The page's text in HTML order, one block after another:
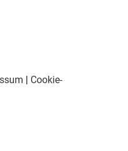
| Cookie-